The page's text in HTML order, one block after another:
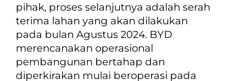
pihak, proses selanjutnya adalah serah
terima lahan yang akan dilakukan
pada bulan Agustus 2024. BYD
merencanakan operasional
pembangunan bertahap dan
diperkirakan mulai beroperasi pada